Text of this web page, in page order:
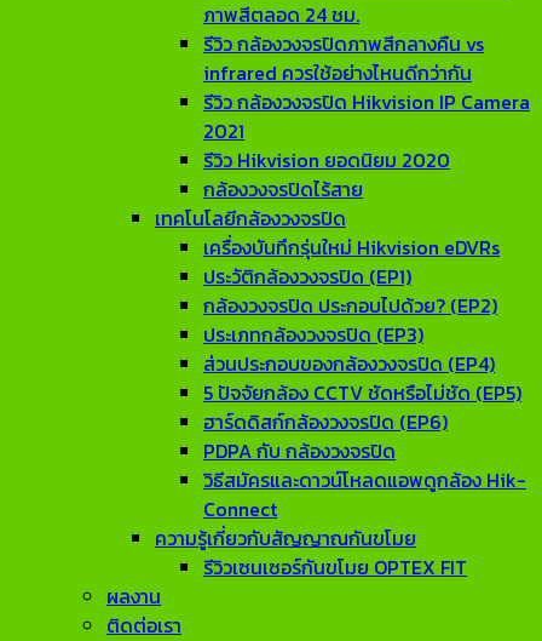
ภาพสีตลอด 24 ชม.
รีวิว กล้องวงจรปิดภาพสีกลางคืน vs
infrared ควรใช้อย่างไหนดีกว่ากัน
รีวิว กล้องวงจรปิด Hikvision IP Camera
2021
รีวิว Hikvision ยอดนิยม 2020
กล้องวงจรปิดไร้สาย
เทคโนโลยีกล้องวงจรปิด
เครื่องบันทึกรุ่นใหม่ Hikvision eDVRs
ประวัติกล้องวงจรปิด (EP1)
กล้องวงจรปิด ประกอบไปด้วย? (EP2)
ประเภทกล้องวงจรปิด (EP3)
ส่วนประกอบของกล้องวงจรปิด (EP4)
5 ปัจจัยกล้อง CCTV ชัดหรือไม่ชัด (EP5)
ฮาร์ดดิสก์กล้องวงจรปิด (EP6)
PDPA กับ กล้องวงจรปิด
วิธีสมัครและดาวน์โหลดแอพดูกล้อง Hik-
Connect
ความรู้เกี่ยวกับสัญญาณกันขโมย
รีวิวเซนเซอร์กันขโมย OPTEX FIT
ผลงาน
ติดต่อเรา